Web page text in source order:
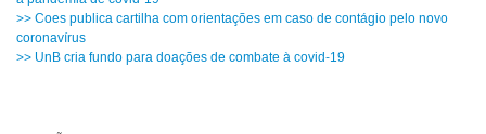
>> Coes publica cartilha com orientações em caso de contágio pelo novo
coronavírus
>> UnB cria fundo para doações de combate à covid-19